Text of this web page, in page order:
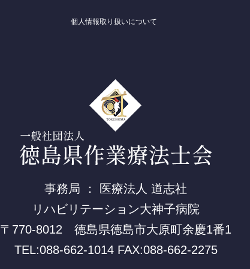
個人情報取り扱いについて
事務局 ： 医療法人 道志社
リハビリテーション大神子病院
〒770-8012 徳島県徳島市大原町余慶1番1
TEL:088-662-1014 FAX:088-662-2275